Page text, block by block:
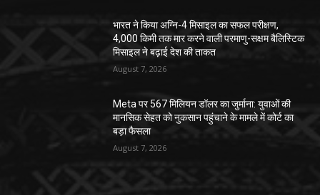
भारत ने किया अग्नि-4 मिसाइल का सफल परीक्षण,
4,000 किमी तक मार करने वाली परमाणु-सक्षम बैलिस्टिक
मिसाइल ने बढ़ाई देश की ताकत
August 7, 2026
Meta पर 567 मिलियन डॉलर का जुर्माना: युवाओं की
मानसिक सेहत को नुकसान पहुंचाने के मामले में कोर्ट का
बड़ा फैसला
August 7, 2026